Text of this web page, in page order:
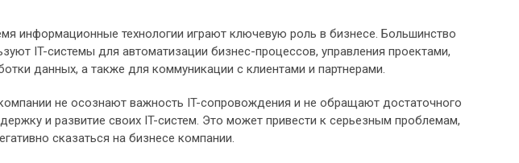
информационные технологии играют ключевую роль в бизнесе. Большинство
IT-системы для автоматизации бизнес-процессов, управления проектами,
данных, а также для коммуникации с клиентами и партнерами.
не осознают важность IT-сопровождения и не обращают достаточного
и развитие своих IT-систем. Это может привести к серьезным проблемам,
сказаться на бизнесе компании.